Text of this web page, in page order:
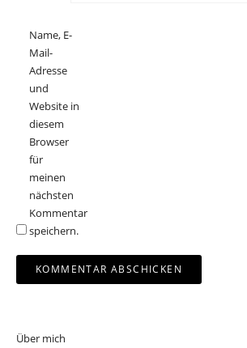
Name, E-
Mail-
Adresse
und
Website in
diesem
Browser
für
meinen
nächsten
Kommentar
speichern.
Über mich